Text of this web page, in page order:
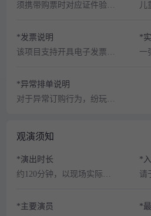
须携带购票时对应证件验证入场。
儿
*发票说明
该项目支持开具电子发票，请您在演出开始后1个月内通过【APP—我的订单—订单详情页】提交发票申请。
*
*异常排单说明
对于异常订购行为，纷玩岛有权在订单成立或者生效之后取消相应订单。异常订购行为包括但不限于以下情形:(1)通过同一ID订购超出限购张数的订单。(2)经合理判断认为非真实消费者的下单行为，包括但不限于通过批量相同或虚构的支付账号、收货地址(包括下单时填写及最终实际收货地址)、收件人、电话号码订购超出限购张数的订单。
观演须知
*演出时长
约120分钟，以现场实际为准。
*
*主要演员
*